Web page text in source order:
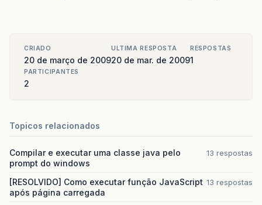
CRIADO
20 de março de 2009
ULTIMA RESPOSTA
20 de mar. de 2009
RESPOSTAS
1
PARTICIPANTES
2
Topicos relacionados
Compilar e executar uma classe java pelo
prompt do windows
13 respostas
[RESOLVIDO] Como executar função JavaScript
após página carregada
13 respostas